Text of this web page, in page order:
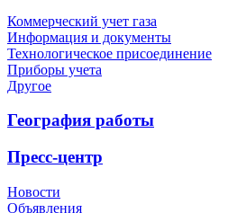
Коммерческий учет газа
Информация и документы
Технологическое присоединение
Приборы учета
Другое
География работы
Пресс-центр
Новости
Объявления